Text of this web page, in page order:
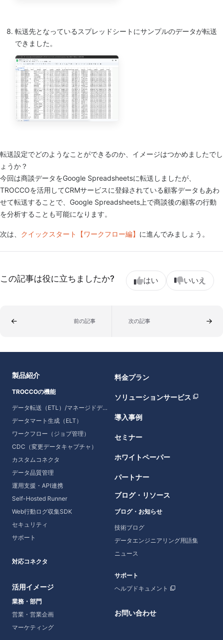
転送先となっているスプレッドシートにサンプルのデータが転送
できました。
転送設定でどのようなことができるのか、イメージはつかめましたでし
ょうか？
今回は商談データをGoogle Spreadsheetsに転送しましたが、
TROCCOを活用してCRMサービスに登録されている顧客データもあわ
せて転送することで、Google Spreadsheets上で商談後の顧客の行動
を分析することも可能になります。
次は、 クイックスタート【ワークフロー編】 に進んでみましょう。
この記事は役に立ちましたか? はい いいえ
前の記事 次の記事
製品紹介
TROCCOの機能
データ転送（ETL）/マネージドデータ転送
データマート生成（ELT）
ワークフロー（ジョブ管理）
CDC（変更データキャプチャ）
カスタムコネクタ
データ品質管理
運用支援・API連携
Self-Hosted Runner
Web行動ログ収集SDK
セキュリティ
サポート
対応コネクタ
活用イメージ
業務・部門
営業・営業企画
マーケティング
料金プラン
ソリューションサービス
導入事例
セミナー
ホワイトペーパー
パートナー
ブログ・リソース
ブログ・お知らせ
技術ブログ
データエンジニアリング用語集
ニュース
サポート
ヘルプドキュメント
お問い合わせ